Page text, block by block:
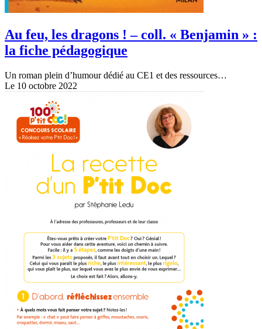
Au feu, les dragons ! – coll. « Benjamin » :
la fiche pédagogique
Un roman plein d’humour dédié au CE1 et des ressources…
Le 10 octobre 2022